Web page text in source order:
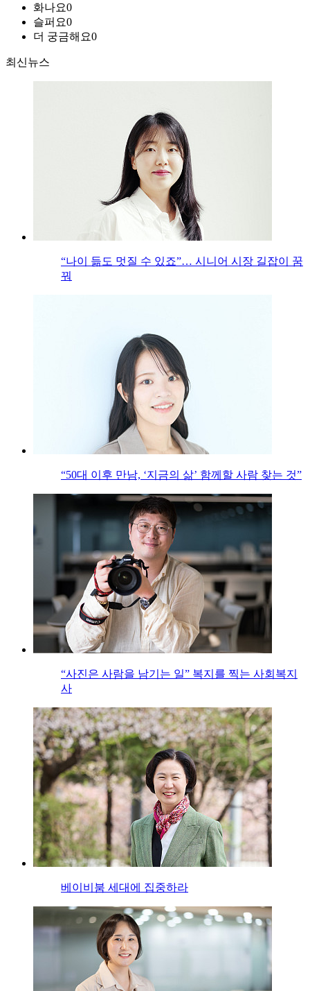
화나요0
슬퍼요0
더 궁금해요0
최신뉴스
“나이 듦도 멋질 수 있죠”… 시니어 시장 길잡이 꿈
꿔
“50대 이후 만남, ‘지금의 삶’ 함께할 사람 찾는 것”
“사진은 사람을 남기는 일” 복지를 찍는 사회복지
사
베이비붐 세대에 집중하라